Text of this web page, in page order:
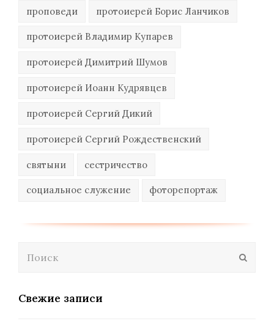
проповеди протоиерей Борис Ланчиков
протоиерей Владимир Купарев
протоиерей Димитрий Шумов
протоиерей Иоанн Кудрявцев
протоиерей Сергий Дикий
протоиерей Сергий Рождественский
святыни сестричество
социальное служение фоторепортаж
Свежие записи